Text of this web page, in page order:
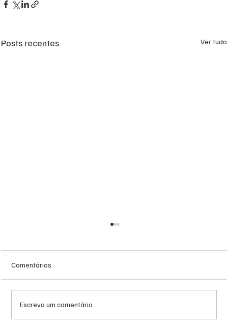
Posts recentes Ver tudo
Comentários
Escreva um comentário